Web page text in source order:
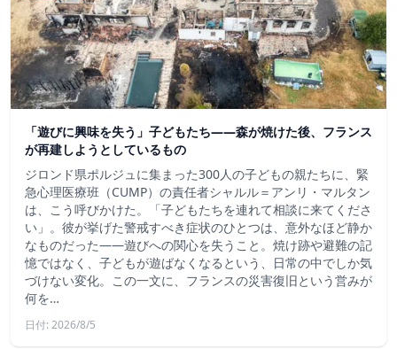
「遊びに興味を失う」子どもたち——森が焼けた後、フランス
が再建しようとしているもの
ジロンド県ポルジュに集まった300人の子どもの親たちに、緊
急心理医療班（CUMP）の責任者シャルル＝アンリ・マルタン
は、こう呼びかけた。「子どもたちを連れて相談に来てくださ
い」。彼が挙げた警戒すべき症状のひとつは、意外なほど静か
なものだった――遊びへの関心を失うこと。焼け跡や避難の記
憶ではなく、子どもが遊ばなくなるという、日常の中でしか気
づけない変化。この一文に、フランスの災害復旧という営みが
何を…
日付: 2026/8/5